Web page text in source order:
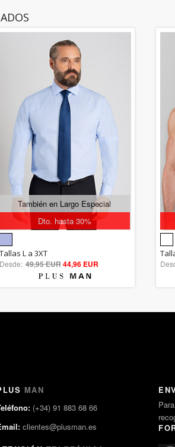
Dto. hasta 30%
También en Largo Especial
5.00
out of 5
Tallas L a 3XT
Desde: 49,95 EUR44,96 EUR
MAN
(+34) 91 883 68 66
clientes@plusman.es